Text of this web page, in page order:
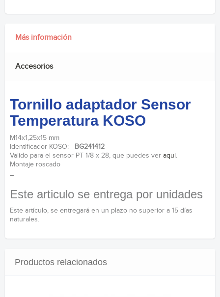
Más información
Accesorios
Tornillo adaptador Sensor
Temperatura KOSO
M14x1,25x15 mm
Identificador KOSO:
BG241412
Valido para el sensor PT 1/8 x 28, que puedes ver aqui.
Montaje roscado
Este articulo se entrega por unidades
Este artículo, se entregará en un plazo no superior a 15 días
naturales.
Productos relacionados